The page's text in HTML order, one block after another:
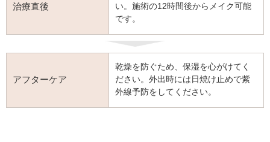
治療直後
い。施術の12時間後からメイク可能
です。
アフターケア
乾燥を防ぐため、保湿を心がけてく
ださい。外出時には日焼け止めで紫
外線予防をしてください。